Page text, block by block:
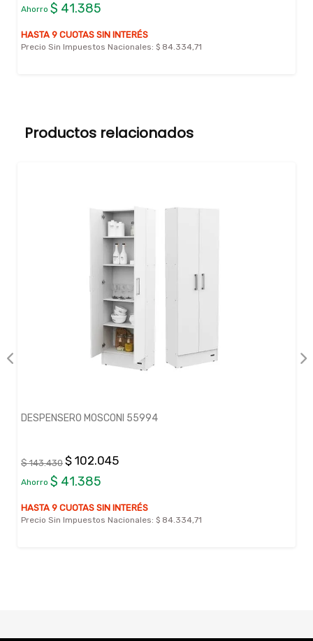
Ahorro $ 41.385
HASTA 9 CUOTAS SIN INTERÉS
Precio Sin Impuestos Nacionales: $ 84.334,71
Productos relacionados
DESPENSERO MOSCONI 55994
$ 143.430 $ 102.045
Ahorro $ 41.385
HASTA 9 CUOTAS SIN INTERÉS
Precio Sin Impuestos Nacionales: $ 84.334,71